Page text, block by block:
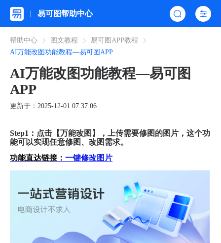
易可图帮助中心
帮助中心 图文教程
易可图APP教程
AI万能改图功能教程—易可图APP
AI万能改图功能教程—易可图
APP
更新于：2025-12-01 07:37:06
Step1：点击【万能改图】，上传需要修图的图片，这个功
能可以实现任意修图、改图需求。
功能直达链接： 一键修改图片